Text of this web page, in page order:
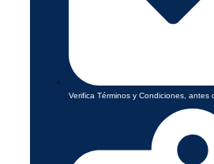
Verifica Términos y Condiciones, antes